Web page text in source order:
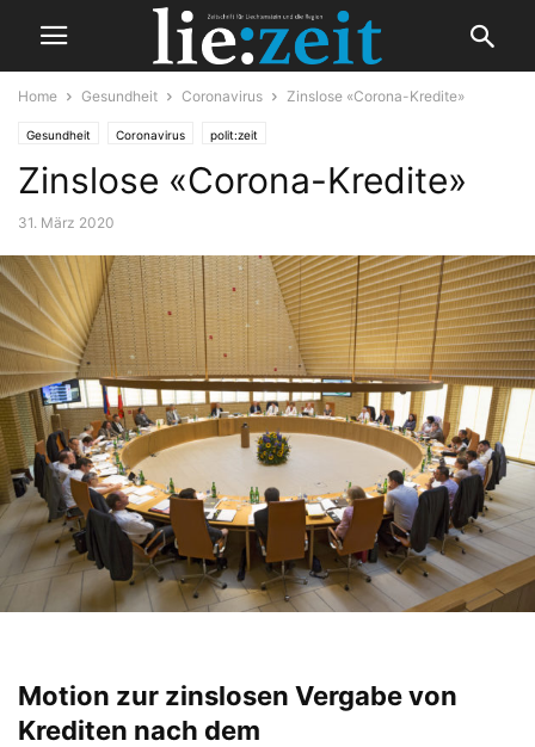
Home Gesundheit Coronavirus Zinslose «Corona-Kredite»
Gesundheit Coronavirus polit:zeit
Zinslose «Corona-Kredite»
31. März 2020
Motion zur zinslosen Vergabe von
Krediten nach dem